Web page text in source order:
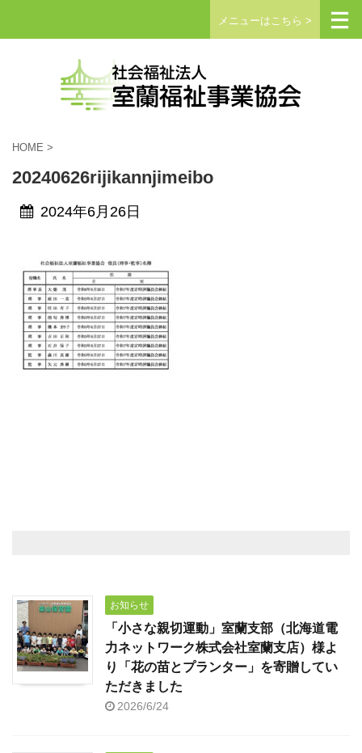
メニューはこちら >
HOME >
20240626rijikannjimeibo
2024年6月26日
お知らせ
「小さな親切運動」室蘭支部（北海道電
力ネットワーク株式会社室蘭支店）様よ
り「花の苗とプランター」を寄贈してい
ただきました
2026/6/24